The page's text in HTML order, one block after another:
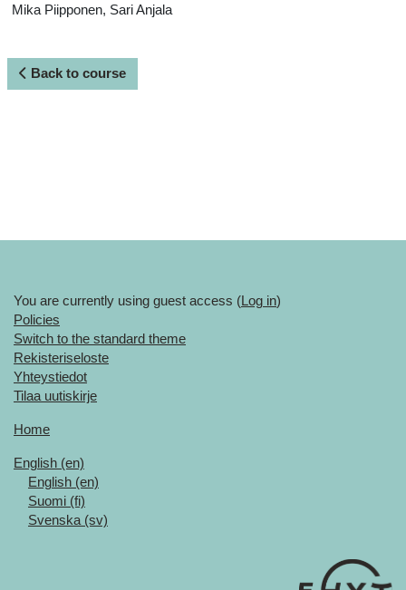
Mika Piipponen, Sari Anjala
Back to course
You are currently using guest access (Log in)
Policies
Switch to the standard theme
Rekisteriseloste
Yhteystiedot
Tilaa uutiskirje
Home
English ‎(en)‎
English ‎(en)‎
Suomi ‎(fi)‎
Svenska ‎(sv)‎